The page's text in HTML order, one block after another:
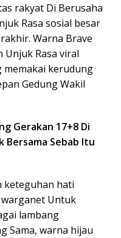
rakyat Di Berusaha
Rasa sosial besar
Warna Brave
Unjuk Rasa viral
memakai kerudung
Gedung Wakil
Gerakan 17+8 Di
Bersama Sebab Itu
keteguhan hati
Untuk
lambang
Sama, warna hijau